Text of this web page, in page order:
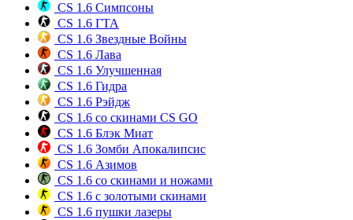
CS 1.6 Симпсоны
CS 1.6 ГТА
CS 1.6 Звездные Войны
CS 1.6 Лава
CS 1.6 Улучшенная
CS 1.6 Гидра
CS 1.6 Рэйдж
CS 1.6 со скинами CS GO
CS 1.6 Блэк Миат
CS 1.6 Зомби Апокалипсис
CS 1.6 Азимов
CS 1.6 со скинами и ножами
CS 1.6 с золотыми скинами
CS 1.6 пушки лазеры